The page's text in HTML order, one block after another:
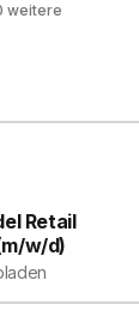
weitere
Retail
w/d)